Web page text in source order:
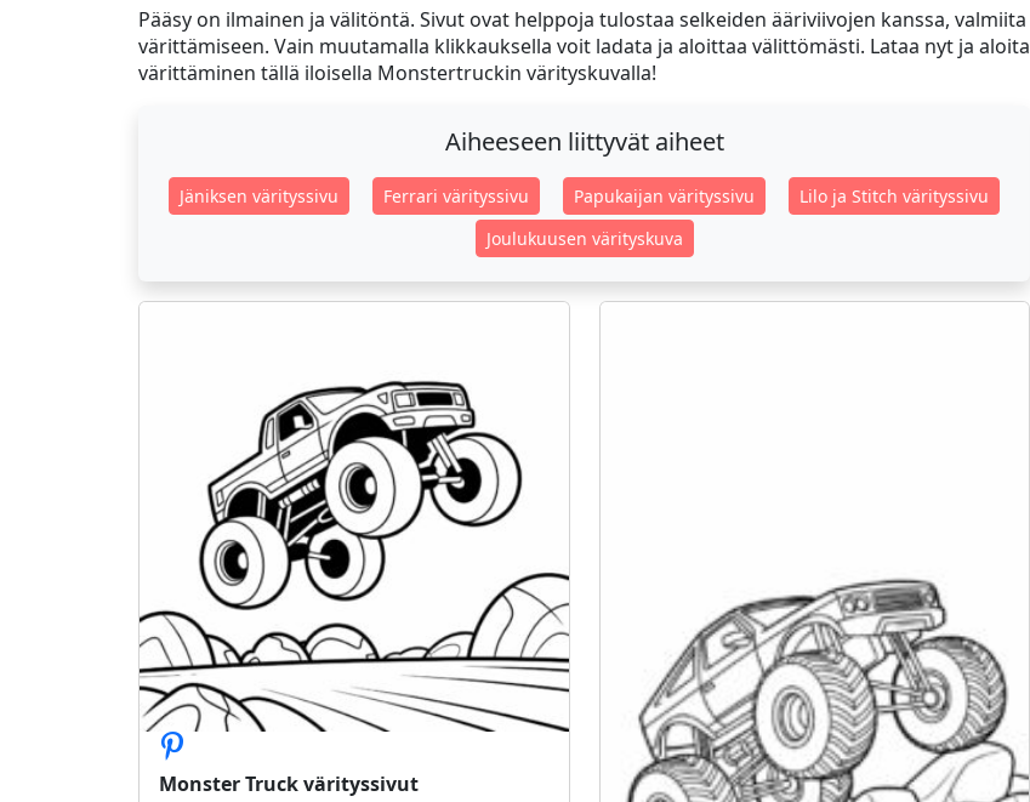
Pääsy on ilmainen ja välitöntä. Sivut ovat helppoja tulostaa selkeiden ääriviivojen kanssa, valmiita
värittämiseen. Vain muutamalla klikkauksella voit ladata ja aloittaa välittömästi. Lataa nyt ja aloita
värittäminen tällä iloisella Monstertruckin värityskuvalla!
Aiheeseen liittyvät aiheet
Jäniksen värityssivu Ferrari värityssivu Papukaijan värityssivu
Lilo ja Stitch värityssivu
Joulukuusen värityskuva
Monster Truck värityssivut